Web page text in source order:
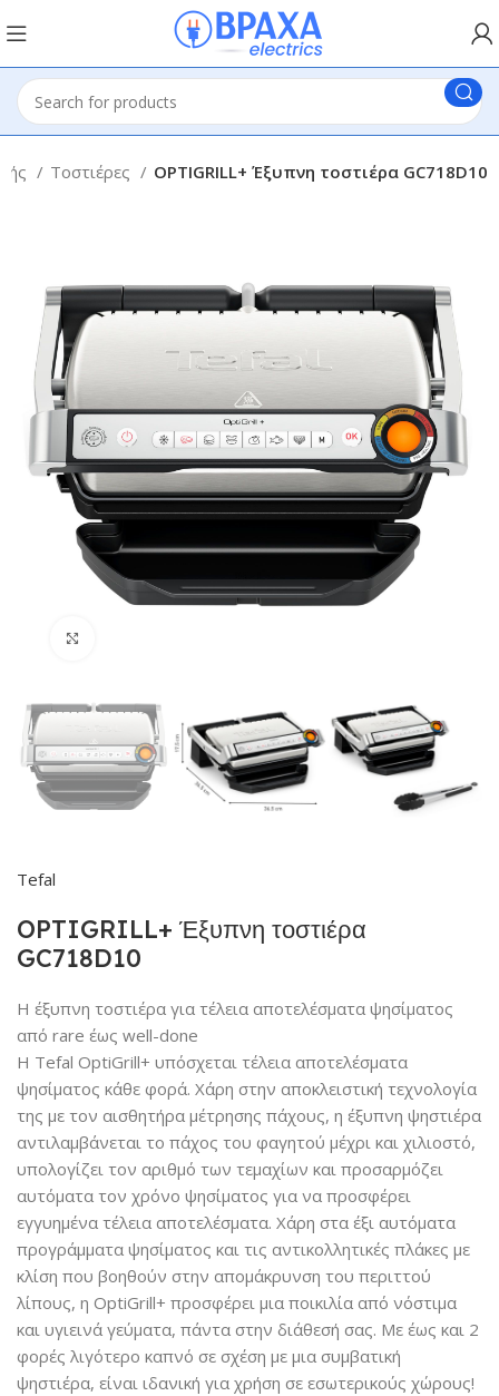
Τοστιέρες OPTIGRILL+ Έξυπνη τοστιέρα GC718D10
Tefal
OPTIGRILL+ Έξυπνη τοστιέρα
GC718D10
Η έξυπνη τοστιέρα για τέλεια αποτελέσματα ψησίματος
από rare έως well-done
Η Tefal OptiGrill+ υπόσχεται τέλεια αποτελέσματα
ψησίματος κάθε φορά. Χάρη στην αποκλειστική τεχνολογία
της με τον αισθητήρα μέτρησης πάχους, η έξυπνη ψηστιέρα
αντιλαμβάνεται το πάχος του φαγητού μέχρι και χιλιοστό,
υπολογίζει τον αριθμό των τεμαχίων και προσαρμόζει
αυτόματα τον χρόνο ψησίματος για να προσφέρει
εγγυημένα τέλεια αποτελέσματα. Χάρη στα έξι αυτόματα
προγράμματα ψησίματος και τις αντικολλητικές πλάκες με
κλίση που βοηθούν στην απομάκρυνση του περιττού
λίπους, η OptiGrill+ προσφέρει μια ποικιλία από νόστιμα
και υγιεινά γεύματα, πάντα στην διάθεσή σας. Με έως και 2
φορές λιγότερο καπνό σε σχέση με μια συμβατική
ψηστιέρα, είναι ιδανική για χρήση σε εσωτερικούς χώρους!